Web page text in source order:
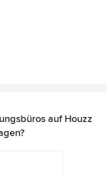
auf Houzz